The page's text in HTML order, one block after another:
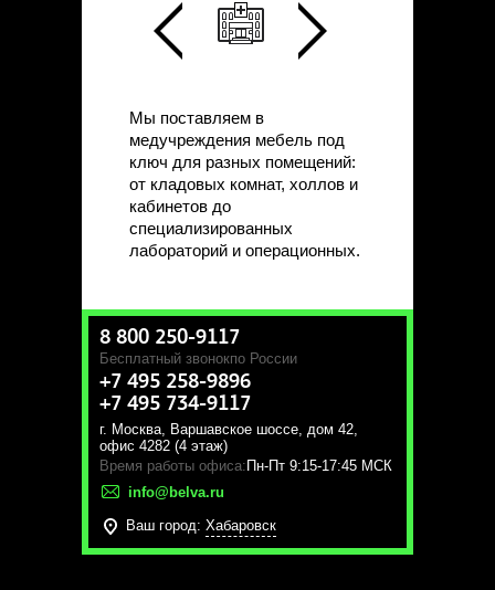
Мы поставляем в
медучреждения мебель под
ключ для разных помещений:
от кладовых комнат, холлов и
кабинетов до
специализированных
лабораторий и операционных.
8 800 250-9117
Бесплатный звонокпо России
+7 495 258-9896
+7 495 734-9117
г. Москва, Варшавское шоссе, дом 42,
офис 4282 (4 этаж)
Время работы офиса: Пн-Пт 9:15-17:45 МСК
info@belva.ru
Ваш город: Хабаровск